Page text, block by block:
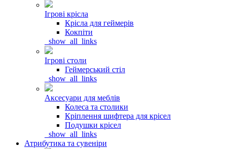
Ігрові крісла
Крісла для геймерів
Кокпіти
_show_all_links
Ігрові столи
Геймерський стіл
_show_all_links
Аксесуари для меблів
Колеса та столики
Кріплення шифтера для крісел
Подушки крісел
_show_all_links
Атрибутика та сувеніри